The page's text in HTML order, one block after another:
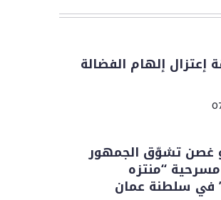
إعتزال إلهام الفضالة
غصن تشوّق الجمهور
“منتزه
في سلطنة عمان